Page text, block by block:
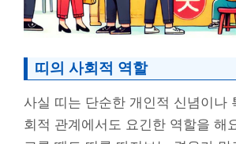
띠의 사회적 역할
사실 띠는 단순한 개인적 신념이나
회적 관계에서도 요긴한 역할을 해